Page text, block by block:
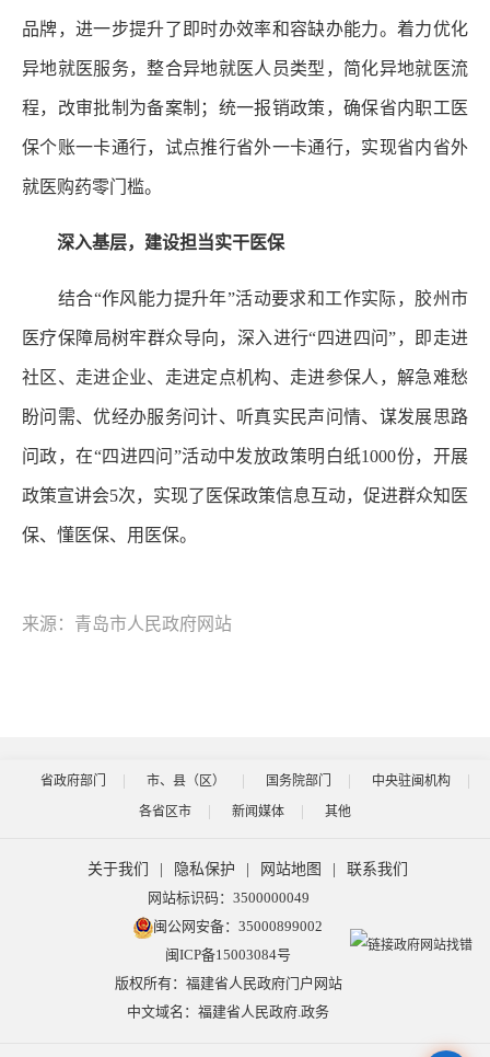
品牌，进一步提升了即时办效率和容缺办能力。着力优化
异地就医服务，整合异地就医人员类型，简化异地就医流
程，改审批制为备案制；统一报销政策，确保省内职工医
保个账一卡通行，试点推行省外一卡通行，实现省内省外
就医购药零门槛。
深入基层，建设担当实干医保
结合“作风能力提升年”活动要求和工作实际，胶州市
医疗保障局树牢群众导向，深入进行“四进四问”，即走进
社区、走进企业、走进定点机构、走进参保人，解急难愁
盼问需、优经办服务问计、听真实民声问情、谋发展思路
问政，在“四进四问”活动中发放政策明白纸1000份，开展
政策宣讲会5次，实现了医保政策信息互动，促进群众知医
保、懂医保、用医保。
来源：青岛市人民政府网站
省政府部门 市、县（区） 国务院部门
中央驻闽机构
各省区市
新闻媒体 其他
关于我们 隐私保护 网站地图
联系我们
网站标识码：3500000049
闽公网安备：35000899002
闽ICP备15003084号
版权所有：福建省人民政府门户网站
中文域名：福建省人民政府.政务